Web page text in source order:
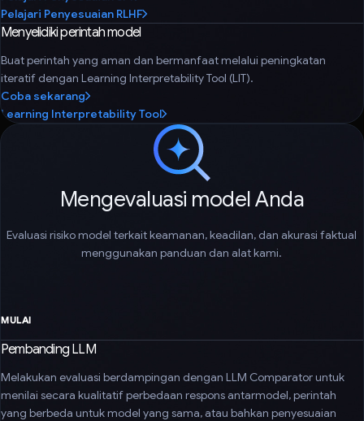
Pelajari Penyesuaian RLHF
Menyelidiki perintah model
Buat perintah yang aman dan bermanfaat melalui peningkatan
iteratif dengan Learning Interpretability Tool (LIT).
Coba sekarang
Learning Interpretability Tool
Mengevaluasi model Anda
Evaluasi risiko model terkait keamanan, keadilan, dan akurasi faktual
menggunakan panduan dan alat kami.
MULAI
Pembanding LLM
Melakukan evaluasi berdampingan dengan LLM Comparator untuk
menilai secara kualitatif perbedaan respons antarmodel, perintah
yang berbeda untuk model yang sama, atau bahkan penyesuaian